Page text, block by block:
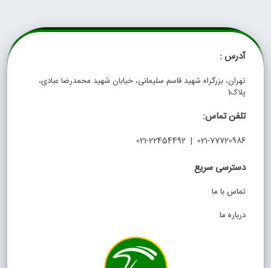
آدرس :
تهران، بزرگراه شهید قاسم سلیمانی، خیابان شهید محمدرضا عبادی،
پلاک1
تلفن تماس:
021-77720986 | 021-22454492
دسترسی سریع
تماس با ما
درباره ما